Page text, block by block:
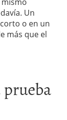
Un
o en un
más que el